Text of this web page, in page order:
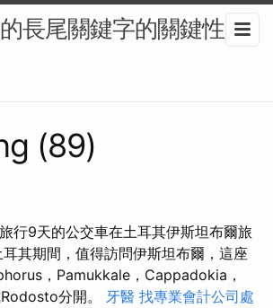
長尾關鍵字的關鍵性 -
(89)
行9天的公交車在土耳其伊斯坦布爾旅
其期間，值得訪問伊斯坦布爾，這座
，Pamukkale，Cappadokia，
分開。 牙醫 找專業會計公司處